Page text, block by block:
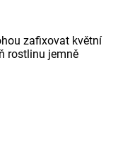
zafixovat květní
rostlinu jemně